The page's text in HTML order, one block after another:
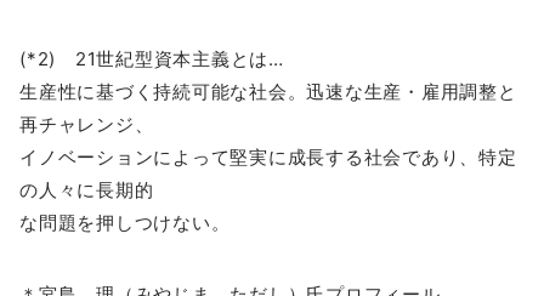
(*2) 21世紀型資本主義とは…
生産性に基づく持続可能な社会。迅速な生産・雇用調整と
再チャレンジ、
イノベーションによって堅実に成長する社会であり、特定
の人々に長期的
な問題を押しつけない。